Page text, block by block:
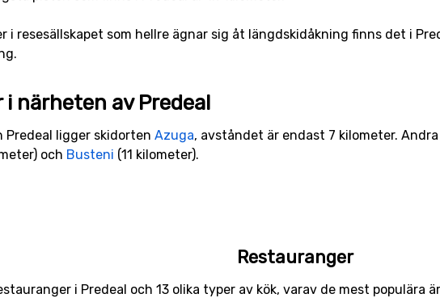
i resesällskapet som hellre ägnar sig åt längdskidåkning finns det i
närheten av Predeal
ligger skidorten Azuga, avståndet är endast 7 kilometer.
och Busteni (11 kilometer).
Restauranger
i Predeal och 13 olika typer av kök, varav de mest populära